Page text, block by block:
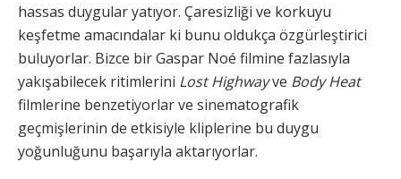
hassas duygular yatıyor. Çaresizliği ve korkuyu
keşfetme amacındalar ki bunu oldukça özgürleştirici
buluyorlar. Bizce bir Gaspar Noé filmine fazlasıyla
yakışabilecek ritimlerini Lost Highwayve Body Heat
filmlerine benzetiyorlar ve sinematografik
geçmişlerinin de etkisiyle kliplerine bu duygu
yoğunluğunu başarıyla aktarıyorlar.